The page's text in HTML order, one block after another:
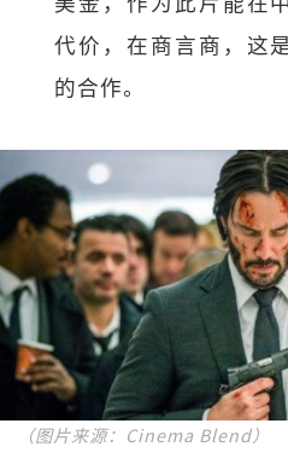
代价，在商言商，这
的合作。
（图片来源：Cinema Blend）